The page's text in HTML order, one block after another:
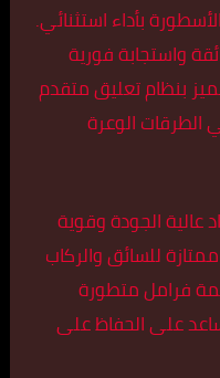
بأداء استثنائي.
واستجابة فورية
بنظام تعليق متقدم
الطرقات الوعرة
الجودة وقوية
للسائق والركاب
فرامل متطورة
على الحفاظ على